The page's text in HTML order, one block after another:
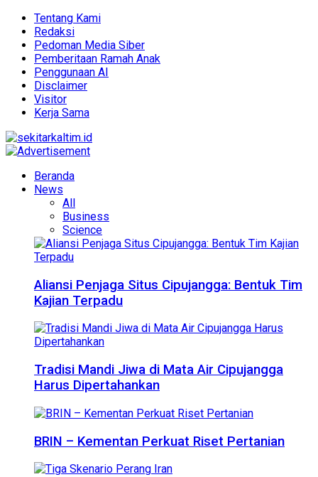
Tentang Kami
Redaksi
Pedoman Media Siber
Pemberitaan Ramah Anak
Penggunaan AI
Disclaimer
Visitor
Kerja Sama
Beranda
News
All
Business
Science
Aliansi Penjaga Situs Cipujangga: Bentuk Tim
Kajian Terpadu
Tradisi Mandi Jiwa di Mata Air Cipujangga
Harus Dipertahankan
BRIN – Kementan Perkuat Riset Pertanian